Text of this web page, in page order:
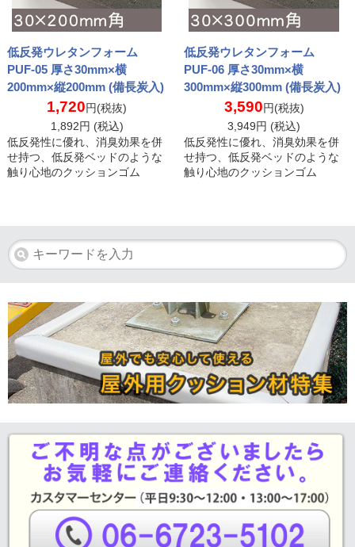
低反発ウレタンフォーム
PUF-05 厚さ30mm×横
200mm×縦200mm (備長炭入)
1,720円(税抜)
1,892円 (税込)
低反発性に優れ、消臭効果を併
せ持つ、低反発ベッドのような
触り心地のクッションゴム
低反発ウレタンフォーム
PUF-06 厚さ30mm×横
300mm×縦300mm (備長炭入)
3,590円(税抜)
3,949円 (税込)
低反発性に優れ、消臭効果を併
せ持つ、低反発ベッドのような
触り心地のクッションゴム